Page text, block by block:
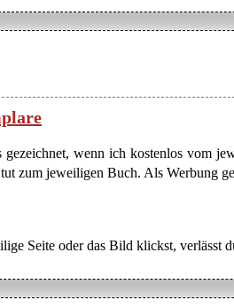
gezeichnet, wenn ich kostenlos vom
zum jeweiligen Buch. Als Werbung
Seite oder das Bild klickst, verlässt